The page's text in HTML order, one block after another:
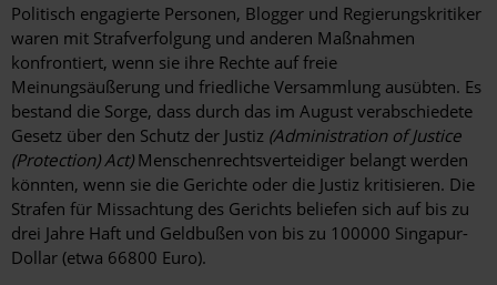
Politisch engagierte Personen, Blogger und Regierungskritiker
waren mit Strafverfolgung und anderen Maßnahmen
konfrontiert, wenn sie ihre Rechte auf freie
Meinungsäußerung und friedliche Versammlung ausübten. Es
bestand die Sorge, dass durch das im August verabschiedete
Gesetz über den Schutz der Justiz (Administration of Justice
(Protection) Act)Menschenrechtsverteidiger belangt werden
könnten, wenn sie die Gerichte oder die Justiz kritisieren. Die
Strafen für Missachtung des Gerichts beliefen sich auf bis zu
drei Jahre Haft und Geldbußen von bis zu 100000 Singapur-
Dollar (etwa 66800 Euro).